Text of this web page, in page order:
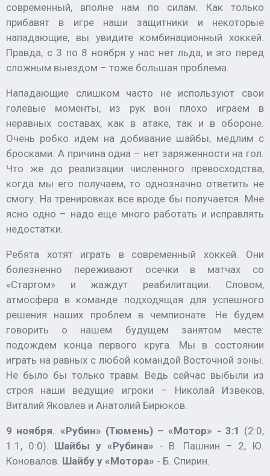
современный, вполне нам по силам. Как только
прибавят в игре наши защитники и некоторые
нападающие, вы увидите комбинационный хоккей.
Правда, с 3 по 8 ноября у нас нет льда, и это перед
сложным выездом – тоже большая проблема.
Нападающие слишком часто не используют свои
голевые моменты, из рук вон плохо играем в
неравных составах, как в атаке, так и в обороне.
Очень робко идем на добивание шайбы, медлим с
бросками. А причина одна – нет заряженности на гол.
Что же до реализации численного превосходства,
когда мы его получаем, то однозначно ответить не
смогу. На тренировках все вроде бы получается. Мне
ясно одно – надо еще много работать и исправлять
недостатки.
Ребята хотят играть в современный хоккей. Они
болезненно переживают осечки в матчах со
«Стартом» и жаждут реабилитации. Словом,
атмосфера в команде подходящая для успешного
решения наших проблем в чемпионате. Не будем
говорить о нашем будущем занятом месте:
подождем конца первого круга. Мы в состоянии
играть на равных с любой командой Восточной зоны.
Не было бы только травм. Ведь сейчас выбыли из
строя наши ведущие игроки – Николай Извеков,
Виталий Яковлев и Анатолий Бирюков.
9 ноября. «Рубин» (Тюмень) – «Мотор» - 3:1 (2:0,
1:1, 0:0). Шайбы у «Рубина» - В. Пашнин – 2, Ю.
Коновалов. Шайбу у «Мотора» - Б. Спирин.